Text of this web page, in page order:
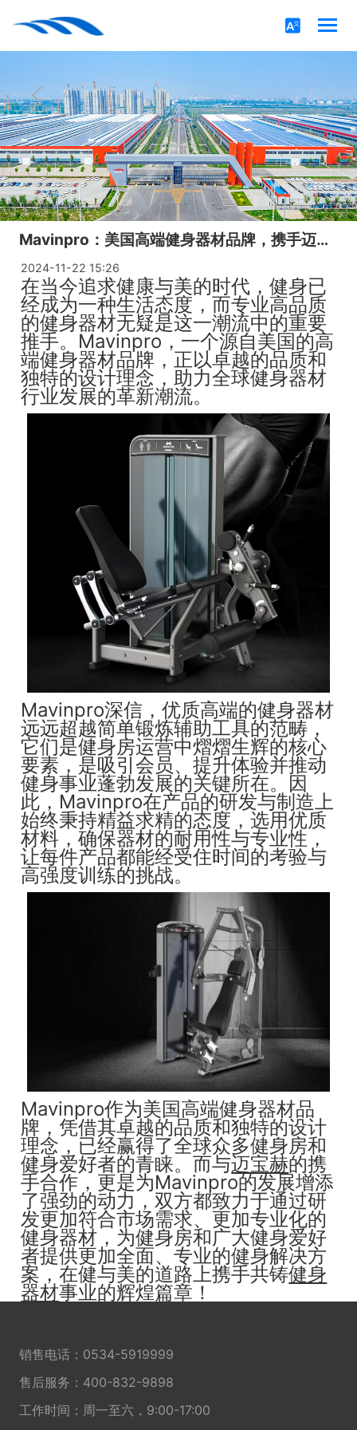
Mavinpro：美国高端健身器材品牌，携手迈宝赫共铸健身事业辉煌！
2024-11-22 15:26
在当今追求健康与美的时代，健身已
经成为一种生活态度，而专业高品质
的健身器材无疑是这一潮流中的重要
推手。Mavinpro，一个源自美国的高
端健身器材品牌，正以卓越的品质和
独特的设计理念，助力全球健身器材
行业发展的革新潮流。
Mavinpro深信，优质高端的健身器材
远远超越简单锻炼辅助工具的范畴，
它们是健身房运营中熠熠生辉的核心
要素，是吸引会员、提升体验并推动
健身事业蓬勃发展的关键所在。因
此，Mavinpro在产品的研发与制造上
始终秉持精益求精的态度，选用优质
材料，确保器材的耐用性与专业性，
让每件产品都能经受住时间的考验与
高强度训练的挑战。
Mavinpro作为美国高端健身器材品
牌，凭借其卓越的品质和独特的设计
理念，已经赢得了全球众多健身房和
健身爱好者的青睐。而与迈宝赫的携
手合作，更是为Mavinpro的发展增添
了强劲的动力，双方都致力于通过研
发更加符合市场需求、更加专业化的
健身器材，为健身房和广大健身爱好
者提供更加全面、专业的健身解决方
案，在健与美的道路上携手共铸健身
器材事业的辉煌篇章！
销售电话： 0534-5919999
售后服务： 400-832-9898
工作时间：周一至六，9:00-17:00